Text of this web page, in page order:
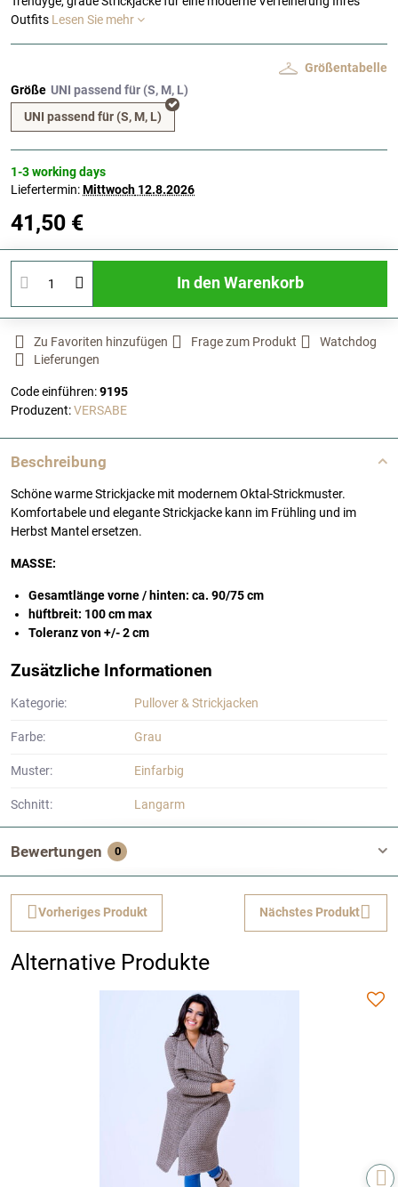
Outfits Lesen Sie mehr
Größe
UNI passend für (S, M, L)
Größentabelle
1-3 working days
Liefertermin:Mittwoch 12.8.2026
41,50 €
In den Warenkorb
Zu Favoriten hinzufügen Frage zum Produkt
Watchdog
Lieferungen
Code einführen:9195
Produzent:VERSABE
Beschreibung
Schöne warme Strickjacke mit modernem Oktal-Strickmuster.
Komfortabele und elegante Strickjacke kann im Frühling und im
Herbst Mantel ersetzen.
MASSE:
Gesamtlänge vorne / hinten: ca. 90/75 cm
hüftbreit: 100 cm max
Toleranz von +/- 2 cm
Zusätzliche Informationen
Kategorie: Pullover & Strickjacken
Farbe: Grau
Muster: Einfarbig
Schnitt: Langarm
Bewertungen 0
Vorheriges Produkt Nächstes Produkt
Alternative Produkte